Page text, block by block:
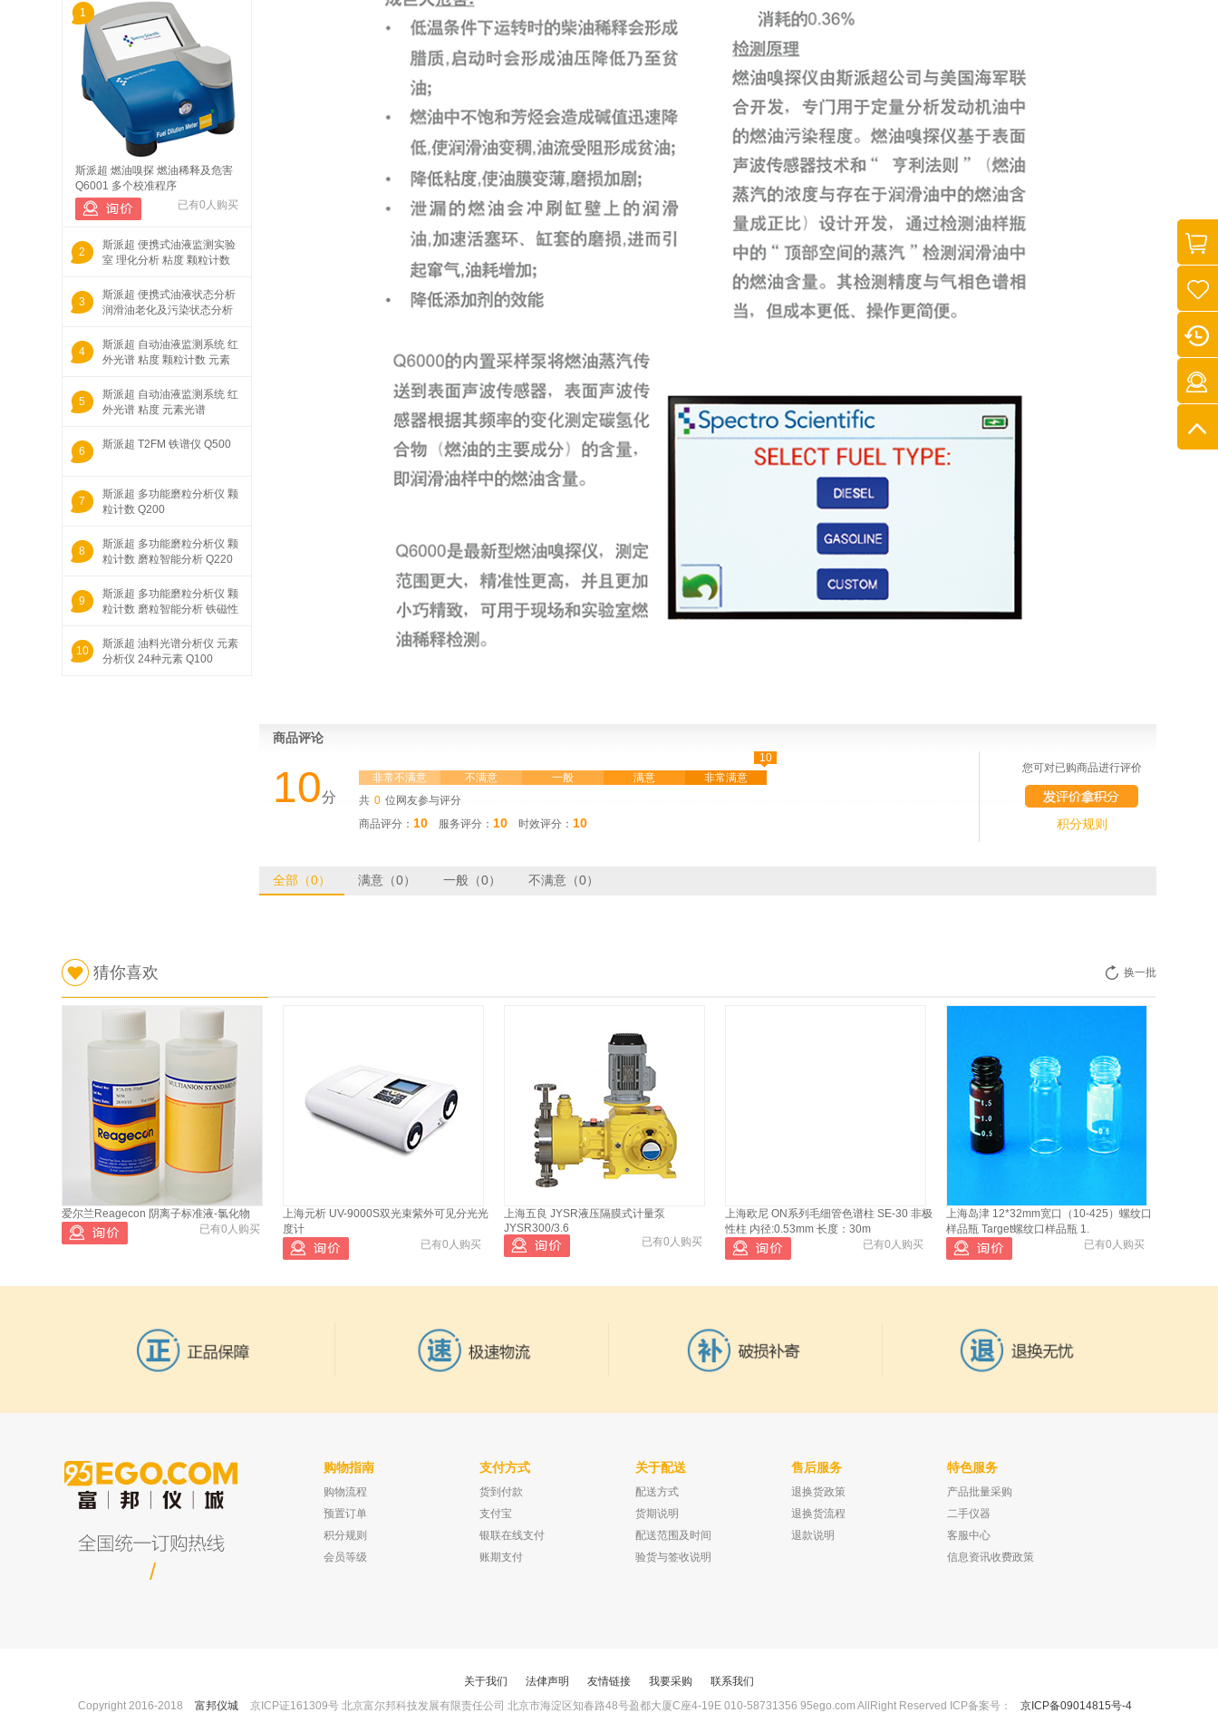
1
斯派超 燃油嗅探 燃油稀释及危害
Q6001 多个校准程序
已有0人购买
2
斯派超 便携式油液监测实验
室 理化分析 粘度 颗粒计数
3
斯派超 便携式油液状态分析
润滑油老化及污染状态分析
4
斯派超 自动油液监测系统 红
外光谱 粘度 颗粒计数 元素
5
斯派超 自动油液监测系统 红
外光谱 粘度 元素光谱
6
斯派超 T2FM 铁谱仪 Q500
7
斯派超 多功能磨粒分析仪 颗
粒计数 Q200
8
斯派超 多功能磨粒分析仪 颗
粒计数 磨粒智能分析 Q220
9
斯派超 多功能磨粒分析仪 颗
粒计数 磨粒智能分析 铁磁性
10
斯派超 油料光谱分析仪 元素
分析仪 24种元素 Q100
2
美国克勒Koehler 高温汽车
轮轴承润滑脂试验机
斯派超 便携式油液状态分析
Q1000
危害 Q6000 单个校准
美国克勒Koehler 雷德法饱
和蒸汽压 K11459
斯派超 多功能磨粒分析仪 颗
粒计数 磨粒智能分析 Q220
7
美国克勒Koehler 润滑脂低
温扭矩测定仪
粒计数 磨粒智能分析 铁磁性
美国克勒Koehler 成焦板测
试仪 K50190
商品评论
10分
非常不满意 不满意 一般 满意 非常满意
10
◆
共 0 位网友参与评分
商品评分： 10 服务评分： 10 时效评分： 10
您可对已购商品进行评价
积分规则
全部（0） 满意（0） 一般（0） 不满意（0）
猜你喜欢 换一批
爱尔兰Reagecon 阴离子标准液-氯化物
已有0人购买
上海元析 UV-9000S双光束紫外可见分光光
度计
已有0人购买
上海五良 JYSR液压隔膜式计量泵
JYSR300/3.6
已有0人购买
上海欧尼 ON系列毛细管色谱柱 SE-30 非极
性柱 内径:0.53mm 长度：30m
已有0人购买
上海岛津 12*32mm宽口（10-425）螺纹口
样品瓶 Target螺纹口样品瓶 1.
已有0人购买
坛墨质检 甲醇中敌草隆溶液标准物质,有证
书 100ug/ml
上海欧尼 ON系列毛细管色谱柱 PEG-20M
极性柱 内径:0.32mm 长度：30m
北京兴运科诺 水银表 玻璃 0-100&1500
已有0人购买
坛墨质检 二硫化碳中苯酚标准品，有证书
瓶盖CAP HIGH TEMPERTURE FOR
12ML VIALS (1000PCS)92970
/
购物指南
购物流程
预置订单
积分规则
会员等级
支付方式
货到付款
支付宝
银联在线支付
账期支付
关于配送
配送方式
货期说明
配送范围及时间
验货与签收说明
售后服务
退换货政策
退换货流程
退款说明
特色服务
产品批量采购
二手仪器
客服中心
信息资讯收费政策
关于我们 法侓声明 友情链接 我要采购
联系我们
Copyright 2016-2018
富邦仪城 京ICP证161309号 北京富尔邦科技发展有限责任公司 北京市海淀区知春路48号盈都大厦C座4-19E 010-58731356 95ego.com AllRight Reserved ICP备案号： 京ICP备09014815号-4